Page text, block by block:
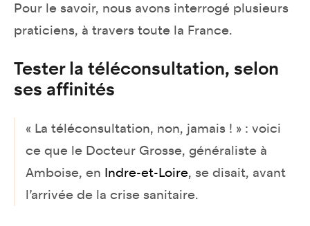
Pour le savoir, nous avons interrogé plusieurs
praticiens, à travers toute la France.
Tester la téléconsultation, selon
ses affinités
« La téléconsultation, non, jamais ! » : voici
ce que le Docteur Grosse, généraliste à
Amboise, en Indre-et-Loire, se disait, avant
l’arrivée de la crise sanitaire.